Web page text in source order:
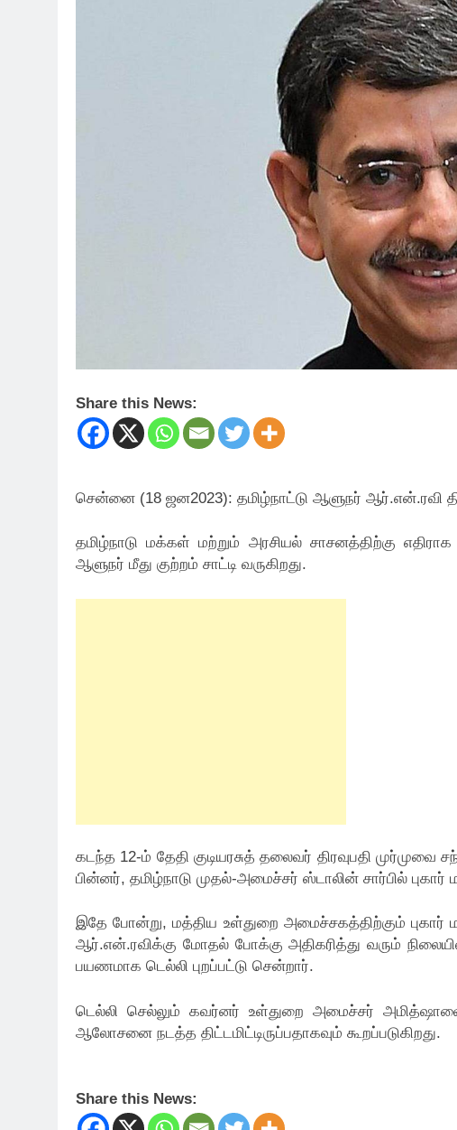
Share this News:
சென்னை (18 ஜன2023): தமிழ்நாட்டு ஆளுநர் ஆர்.என்.ரவி
தமிழ்நாடு மக்கள் மற்றும் அரசியல் சாசனத்திற்கு
ஆளுநர் மீது குற்றம் சாட்டி வருகிறது.
கடந்த 12-ம் தேதி குடியரசுத் தலைவர் திரவுபதி முர்முவை
பின்னர், தமிழ்நாடு முதல்-அமைச்சர் ஸ்டாலின் சார்பில் புகார்
இதே போன்று, மத்திய உள்துறை அமைச்சகத்திற்கும் புகார்
ஆர்.என்.ரவிக்கு மோதல் போக்கு அதிகரித்து வரும்
பயணமாக டெல்லி புறப்பட்டு சென்றார்.
டெல்லி செல்லும் கவர்னர் உள்துறை அமைச்சர்
ஆலோசனை நடத்த திட்டமிட்டிருப்பதாகவும் கூறப்படுகிறது.
Share this News: